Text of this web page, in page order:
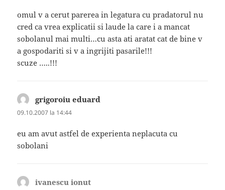
omul v a cerut parerea in legatura cu pradatorul nu
cred ca vrea explicatii si laude la care i a mancat
sobolanul mai multi…cu asta ati aratat cat de bine v
a gospodariti si v a ingrijiti pasarile!!!
scuze …..!!!
grigoroiu eduard
09.10.2007 la 14:44
eu am avut astfel de experienta neplacuta cu
sobolani
ivanescu ionut